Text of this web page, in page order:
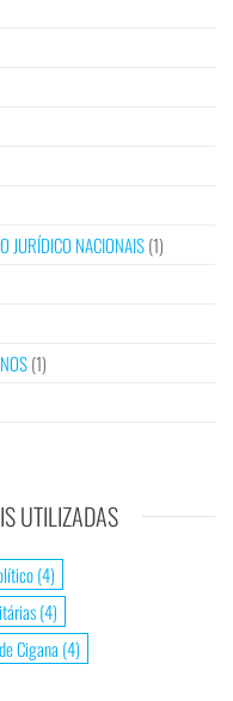
JURÍDICO NACIONAIS(1)
(1)
UTILIZADAS
(4)
(4)
Cigana (4)